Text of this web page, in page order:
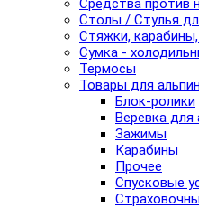
Средства против
Столы / Стулья
Стяжки,
Сумка -
Термосы
Товары для
Блок-ролики
Веревка для
Зажимы
Карабины
Прочее
Спусковые